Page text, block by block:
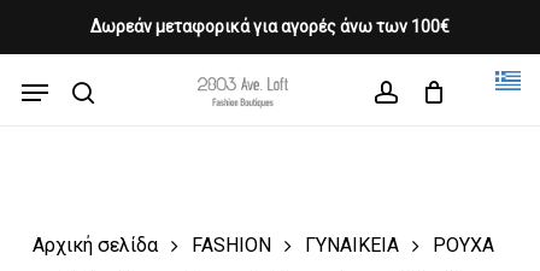
Δωρεάν μεταφορικά για αγορές άνω των 100€
content
Menu
Cart CLOSE
CART
Αρχική σελίδα FASHION ΓΥΝΑΙΚΕΙΑ
ΡΟΥΧΑ
Close